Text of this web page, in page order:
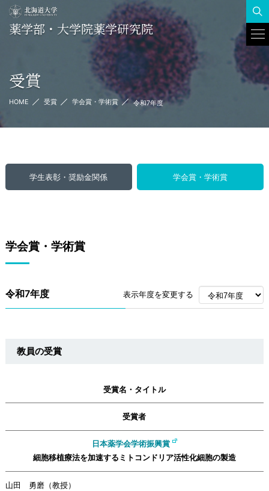
薬学部・大学院薬学研究院
受賞
HOME 受賞 学会賞・学術賞 令和7年度
学生表彰・奨励金関係 学会賞・学術賞
学会賞・学術賞
令和7年度 表示年度を変更する
教員の受賞
受賞名・タイトル
受賞者
日本薬学会学術振興賞
細胞移植療法を加速するミトコンドリア活性化細胞の製造
山田 勇磨（教授）